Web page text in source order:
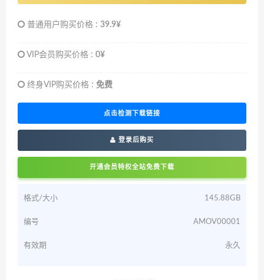
普通用户购买价格 : 39.9¥
VIP会员购买价格 : 0¥
终身VIP购买价格 : 免费
点击检测下载链接
登录后购买
开通会员特权全站免费下载
格式/大小 145.88GB
编号 AMOV00001
有效期 永久